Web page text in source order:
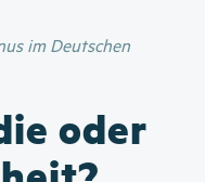
im Deutschen
oder